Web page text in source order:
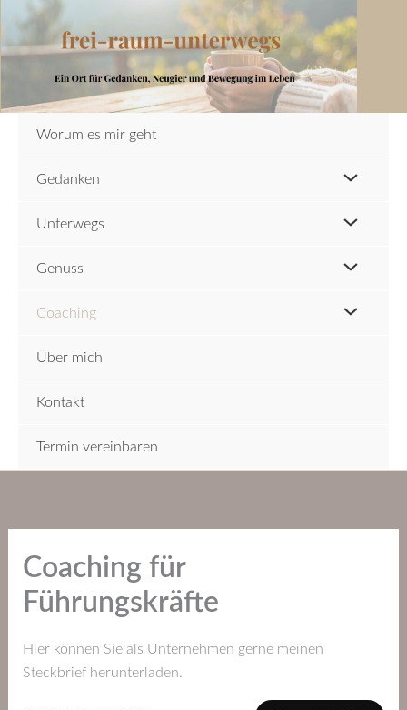
springen
Worum es mir geht
Gedanken
Unterwegs
Genuss
Coaching
Über mich
Kontakt
Termin vereinbaren
Coaching für
Führungskräfte
Hier können Sie als Unternehmen gerne meinen
Steckbrief herunterladen.